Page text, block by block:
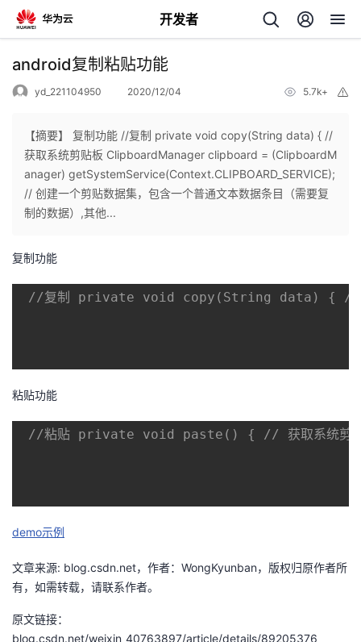
开发者
返
个
者
我
博
的
坛
我
圈
子
的
直
我
的
我
android复制粘贴功能
yd_221104950 2020/12/04 5.7k+
【摘要】 复制功能 //复制 private void copy(String data) { //
获取系统剪贴板 ClipboardManager clipboard = (ClipboardM
anager) getSystemService(Context.CLIPBOARD_SERVICE);
// 创建一个剪贴数据集，包含一个普通文本数据条目（需要复
制的数据）,其他...
复制功能
//复制 private void copy(String data) { // 获取
粘贴功能
//粘贴 private void paste() { // 获取系统剪
demo示例
文章来源: blog.csdn.net，作者：WongKyunban，版权归原作者所
有，如需转载，请联系作者。
原文链接：
blog.csdn.net/weixin_40763897/article/details/89205376